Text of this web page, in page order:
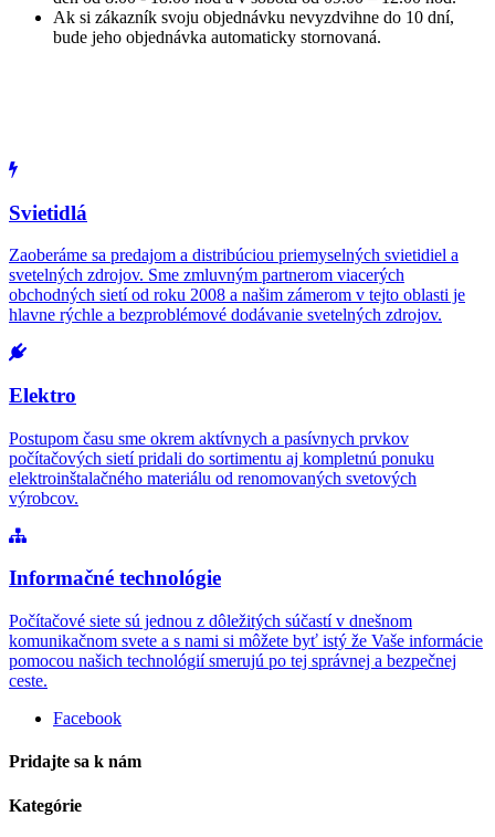
Ak si zákazník svoju objednávku nevyzdvihne do 10 dní,
bude jeho objednávka automaticky stornovaná.
Svietidlá
Zaoberáme sa predajom a distribúciou priemyselných svietidiel a
svetelných zdrojov. Sme zmluvným partnerom viacerých
obchodných sietí od roku 2008 a našim zámerom v tejto oblasti je
hlavne rýchle a bezproblémové dodávanie svetelných zdrojov.
Elektro
Postupom času sme okrem aktívnych a pasívnych prvkov
počítačových sietí pridali do sortimentu aj kompletnú ponuku
elektroinštalačného materiálu od renomovaných svetových
výrobcov.
Informačné technológie
Počítačové siete sú jednou z dôležitých súčastí v dnešnom
komunikačnom svete a s nami si môžete byť istý že Vaše informácie
pomocou našich technológií smerujú po tej správnej a bezpečnej
ceste.
Facebook
Pridajte sa k nám
Kategórie